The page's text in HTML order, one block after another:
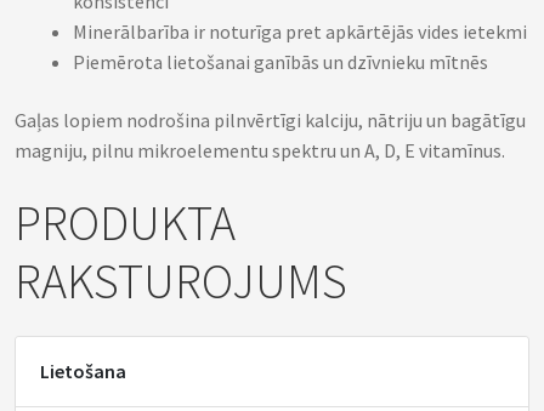
Minerālbarība ir noturīga pret apkārtējās vides ietekmi
Piemērota lietošanai ganībās un dzīvnieku mītnēs
Gaļas lopiem nodrošina pilnvērtīgi kalciju, nātriju un bagātīgu
magniju, pilnu mikroelementu spektru un A, D, E vitamīnus.
PRODUKTA
RAKSTUROJUMS
Lietošana